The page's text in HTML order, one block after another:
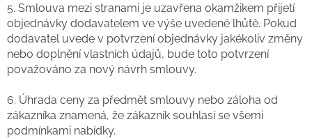
5. Smlouva mezi stranami je uzavřena okamžikem přijetí
objednávky dodavatelem ve výše uvedené lhůtě. Pokud
dodavatel uvede v potvrzení objednávky jakékoliv změny
nebo doplnění vlastních údajů, bude toto potvrzení
považováno za nový návrh smlouvy.
6. Úhrada ceny za předmět smlouvy nebo záloha od
zákazníka znamená, že zákazník souhlasí se všemi
podmínkami nabídky.